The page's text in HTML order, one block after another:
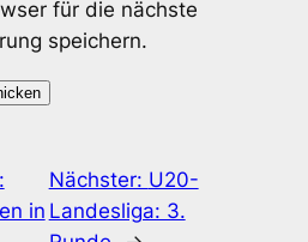
für die nächste
speichern.
in
Nächster: U20-
Landesliga: 3.